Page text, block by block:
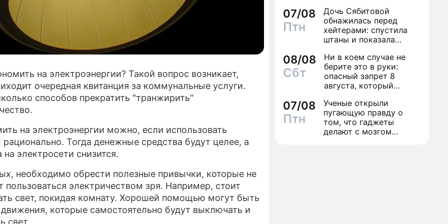
ПРЕСС-РЕЛИЗЫ
О ПРОЕКТЕ
на электроэнергии? Такой вопрос возникает,
очередная квитанция за коммунальные услуги.
способов прекратить "транжирить"
на электроэнергии можно, если использовать
Тогда денежные средства будут целее, а
на электросети снизится.
необходимо обрести полезные привычки, которые не
пользоваться электричеством зря. Например, стоит
свет, покидая комнату. Хорошей помощью могут быть
которые самостоятельно будут выключать и
свет.
07/08
Птн
Дочь Сябитовой
обнажилась перед
хейтерами: спустила
штаны и показала
08/08
Сбт
Ни в коем случае не
берите это в руки:
опасный запрет 8
августа, который
женское счастье
07/08
Птн
Ученые открыли
пугающую правду о
том, что гаджеты
делают с мозгом